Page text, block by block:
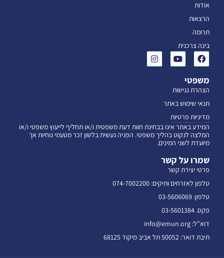
אודות
הרצאות
תרומה
בינה צרכנית
משפטי
הצהרת נגישות
תנאי שימוש באתר
מדיניות פרטיות
המידע באתר אינו בבחינת חוות דעת משפטית ו/או תחליף לייעוץ משפטי ו/או
המלצה לנקוט בהליך משפטי. הפניה נעשית בלשון זכר מטעמי נוחיות אך
מיועדת לשני המינים.
שמרו על קשר
פרטי יצירת קשר
טלפון לאזרחים ותיקים: 074-7002200
טלפון: 03-5606069
פקס. 03-5601384
דוא"ל: info@emun.org
תיבת דואר: 50052 תל אביב מיקוד 68125